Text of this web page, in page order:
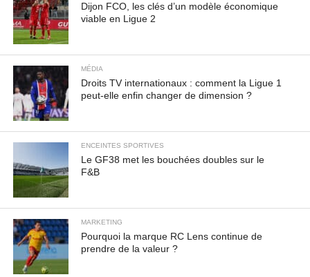
Dijon FCO, les clés d’un modèle économique
viable en Ligue 2
MÉDIA
Droits TV internationaux : comment la Ligue 1
peut-elle enfin changer de dimension ?
ENCEINTES SPORTIVES
Le GF38 met les bouchées doubles sur le
F&B
MARKETING
Pourquoi la marque RC Lens continue de
prendre de la valeur ?